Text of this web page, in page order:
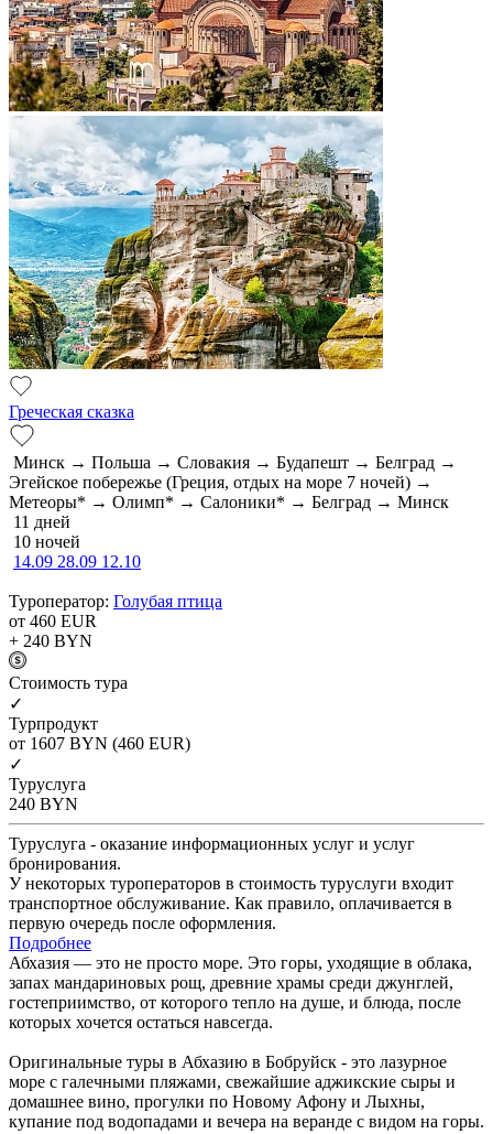
Греческая сказка
Минск → Польша → Словакия → Будапешт → Белград →
Эгейское побережье (Греция, отдых на море 7 ночей) →
Метеоры* → Олимп* → Салоники* → Белград → Минск
11 дней
10 ночей
14.09 28.09 12.10
Туроператор: Голубая птица
от 460 EUR
+ 240 BYN
Cтоимость тура
✓
Турпродукт
от 1607 BYN (460 EUR)
✓
Туруслуга
240 BYN
Туруслуга - оказание информационных услуг и услуг
бронирования.
У некоторых туроператоров в стоимость туруслуги входит
транспортное обслуживание. Как правило, оплачивается в
первую очередь после оформления.
Подробнее
Абхазия — это не просто море. Это горы, уходящие в облака,
запах мандариновых рощ, древние храмы среди джунглей,
гостеприимство, от которого тепло на душе, и блюда, после
которых хочется остаться навсегда.
Оригинальные туры в Абхазию в Бобруйск - это лазурное
море с галечными пляжами, свежайшие аджикские сыры и
домашнее вино, прогулки по Новому Афону и Лыхны,
купание под водопадами и вечера на веранде с видом на горы.